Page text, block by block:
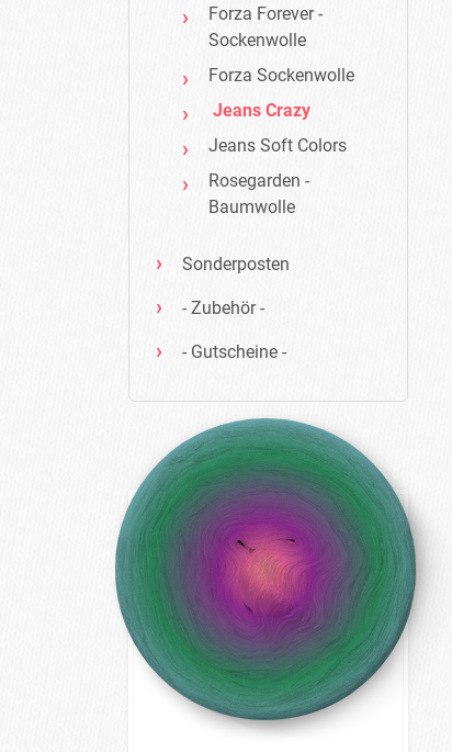
Forza Forever -
Sockenwolle
Forza Sockenwolle
Jeans Crazy
Jeans Soft Colors
Rosegarden -
Baumwolle
Sonderposten
- Zubehör -
- Gutscheine -